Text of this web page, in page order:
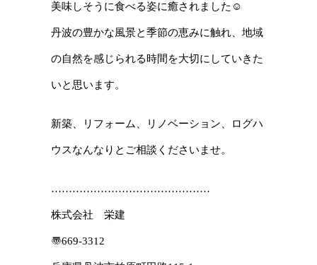
美味しそうに食べる姿に癒されました☺
丹波の豊かな風景と季節の恵みに触れ、地域
の自然を感じられる時間を大切にしていきた
いと思います。
新築、リフォーム、リノベーション、ログハ
ウスなんなりとご相談くださいませ。
………………………………………
株式会社 栄建
〠669-3312